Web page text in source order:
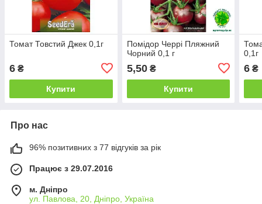
Томат Товстий Джек 0,1г
6 ₴
Купити
Помідор Черрі Пляжний
Чорний 0,1 г
5,50₴
Купити
0,1г
6 ₴
Про нас
96% позитивних з 77 відгуків за рік
Працює з 29.07.2016
м. Дніпро
ул. Павлова, 20, Дніпро, Україна